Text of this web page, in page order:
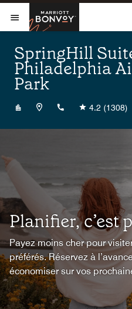
Skip to Content
Ouvrir le menu
Marriott
SpringHill
Philadelphia
Park
+16109156600
4.2 (1308)
Planifier, c’est
Payez moins cher pour
préférés. Réservez à
économiser sur vos